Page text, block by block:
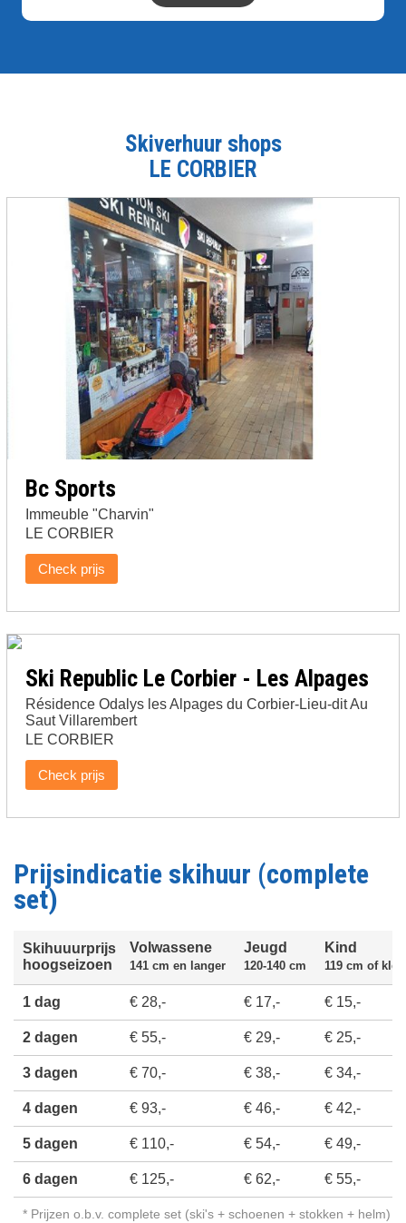
Skiverhuur shops
LE CORBIER
Bc Sports
Immeuble "Charvin"
LE CORBIER
Check prijs
Ski Republic Le Corbier - Les Alpages
Résidence Odalys les Alpages du Corbier-Lieu-dit Au
Saut Villarembert
LE CORBIER
Check prijs
Prijsindicatie skihuur (complete
set)
Skihuuurprijs
hoogseizoen
Volwassene
141 cm en langer
Jeugd
120-140 cm
Kind
119 cm of
1 dag € 28,- € 17,- € 15,-
2 dagen € 55,- € 29,- € 25,-
3 dagen € 70,- € 38,- € 34,-
4 dagen € 93,- € 46,- € 42,-
5 dagen € 110,- € 54,- € 49,-
6 dagen € 125,- € 62,- € 55,-
* Prijzen o.b.v. complete set (ski's + schoenen + stokken + helm)